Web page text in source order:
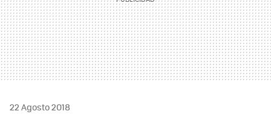
22 Agosto 2018